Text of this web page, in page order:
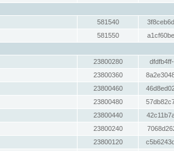
581540
581550
23800280
23800360
23800460
23800480
23800440
23800240
23800120